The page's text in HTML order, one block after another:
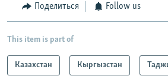
Поделиться Follow us
This item is part of
Казахстан Кыргызстан